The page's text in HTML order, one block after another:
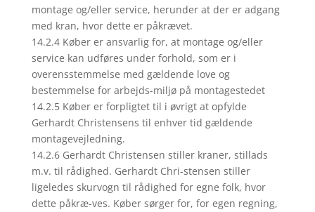
montage og/eller service, herunder at der er adgang
med kran, hvor dette er påkrævet.
14.2.4 Køber er ansvarlig for, at montage og/eller
service kan udføres under forhold, som er i
overensstemmelse med gældende love og
bestemmelse for arbejds-miljø på montagestedet
14.2.5 Køber er forpligtet til i øvrigt at opfylde
Gerhardt Christensens til enhver tid gældende
montagevejledning.
14.2.6 Gerhardt Christensen stiller kraner, stillads
m.v. til rådighed. Gerhardt Chri-stensen stiller
ligeledes skurvogn til rådighed for egne folk, hvor
dette påkræ-ves. Køber sørger for, for egen regning,